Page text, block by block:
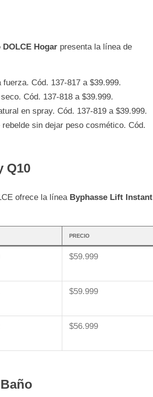
Hogarpresenta la línea de
Cód. 137-817 a $39.999.
Cód. 137-818 a $39.999.
en spray. Cód. 137-819 a $39.999.
sin dejar peso cosmético. Cód.
Q10
ofrece la línea Byphasse Lift Instant
PRECIO
$59.999
$59.999
$56.999